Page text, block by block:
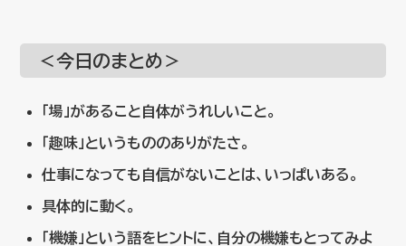
＜今日のまとめ＞
「場」があること自体がうれしいこと。
「趣味」というもののありがたさ。
仕事になっても自信がないことは、いっぱいある。
具体的に動く。
「機嫌」という語をヒントに、自分の機嫌もとってみよ